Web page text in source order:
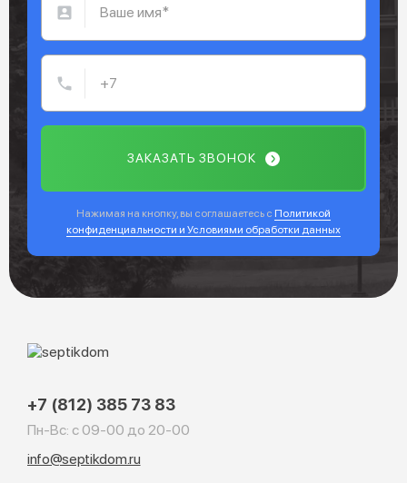
ЗАКАЗАТЬ ЗВОНОК
Нажимая на кнопку, вы соглашаетесь с Политикой
конфиденциальности и Условиями обработки данных
+7 (812) 385 73 83
Пн-Вс: с 09-00 до 20-00
info@septikdom.ru